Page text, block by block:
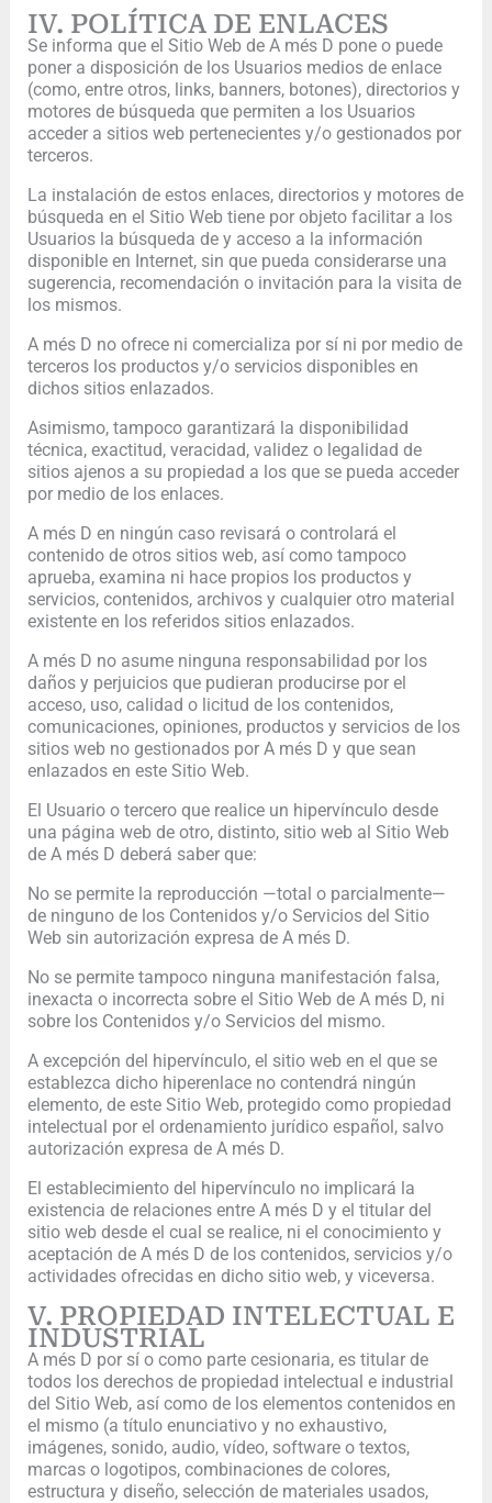
IV. POLÍTICA DE ENLACES
Se informa que el Sitio Web de A més D pone o puede
poner a disposición de los Usuarios medios de enlace
(como, entre otros, links, banners, botones), directorios y
motores de búsqueda que permiten a los Usuarios
acceder a sitios web pertenecientes y/o gestionados por
terceros.
La instalación de estos enlaces, directorios y motores de
búsqueda en el Sitio Web tiene por objeto facilitar a los
Usuarios la búsqueda de y acceso a la información
disponible en Internet, sin que pueda considerarse una
sugerencia, recomendación o invitación para la visita de
los mismos.
A més D no ofrece ni comercializa por sí ni por medio de
terceros los productos y/o servicios disponibles en
dichos sitios enlazados.
Asimismo, tampoco garantizará la disponibilidad
técnica, exactitud, veracidad, validez o legalidad de
sitios ajenos a su propiedad a los que se pueda acceder
por medio de los enlaces.
A més D en ningún caso revisará o controlará el
contenido de otros sitios web, así como tampoco
aprueba, examina ni hace propios los productos y
servicios, contenidos, archivos y cualquier otro material
existente en los referidos sitios enlazados.
A més D no asume ninguna responsabilidad por los
daños y perjuicios que pudieran producirse por el
acceso, uso, calidad o licitud de los contenidos,
comunicaciones, opiniones, productos y servicios de los
sitios web no gestionados por A més D y que sean
enlazados en este Sitio Web.
El Usuario o tercero que realice un hipervínculo desde
una página web de otro, distinto, sitio web al Sitio Web
de A més D deberá saber que:
No se permite la reproducción —total o parcialmente—
de ninguno de los Contenidos y/o Servicios del Sitio
Web sin autorización expresa de A més D.
No se permite tampoco ninguna manifestación falsa,
inexacta o incorrecta sobre el Sitio Web de A més D, ni
sobre los Contenidos y/o Servicios del mismo.
A excepción del hipervínculo, el sitio web en el que se
establezca dicho hiperenlace no contendrá ningún
elemento, de este Sitio Web, protegido como propiedad
intelectual por el ordenamiento jurídico español, salvo
autorización expresa de A més D.
El establecimiento del hipervínculo no implicará la
existencia de relaciones entre A més D y el titular del
sitio web desde el cual se realice, ni el conocimiento y
aceptación de A més D de los contenidos, servicios y/o
actividades ofrecidas en dicho sitio web, y viceversa.
V. PROPIEDAD INTELECTUAL E
INDUSTRIAL
A més D por sí o como parte cesionaria, es titular de
todos los derechos de propiedad intelectual e industrial
del Sitio Web, así como de los elementos contenidos en
el mismo (a título enunciativo y no exhaustivo,
imágenes, sonido, audio, vídeo, software o textos,
marcas o logotipos, combinaciones de colores,
estructura y diseño, selección de materiales usados,